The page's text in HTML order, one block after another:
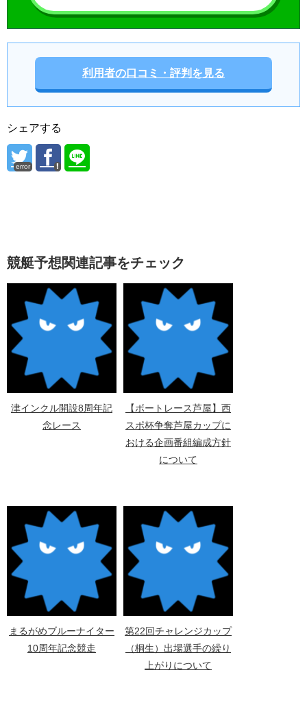
利用者の口コミ・評判を見る
シェアする
error
競艇予想関連記事をチェック
津インクル開設8周年記
念レース
【ボートレース芦屋】西
スポ杯争奪芦屋カップに
おける企画番組編成方針
について
まるがめブルーナイター
10周年記念競走
第22回チャレンジカップ
（桐生）出場選手の繰り
上がりについて